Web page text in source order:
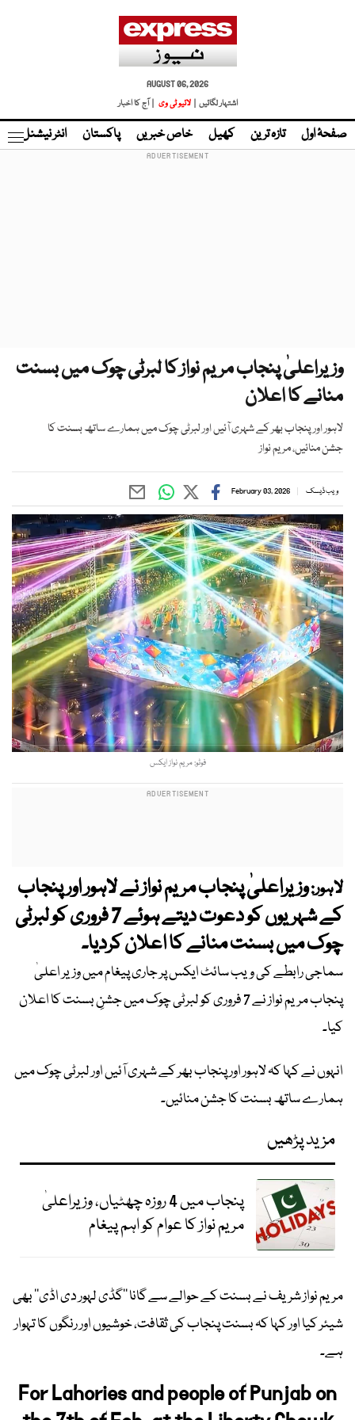
AUGUST 06, 2026
اشتہار لگائیں |
لائیو ٹی وی | آج کا اخبار
صفحۂ اول تازہ ترین کھیل خاص خبریں پاکستان انٹر نیشنل
وزیراعلیٰ پنجاب مریم نواز کا لبرٹی چوک میں بسنت
منانے کا اعلان
لاہور اور پنجاب بھر کے شہری آئیں اور لبرٹی چوک میں ہمارے ساتھ بسنت کا
جشن منائیں، مریم نواز
ویب ڈیسک February 03, 2026
فوٹو: مریم نواز ایکس
لاہور:وزیراعلیٰ پنجاب مریم نواز نے لاہور اور پنجاب
کے شہریوں کو دعوت دیتے ہوئے 7 فروری کو لبرٹی
چوک میں بسنت منانے کا اعلان کردیا۔
سماجی رابطے کی ویب سائٹ ایکس پر جاری پیغام میں وزیر اعلیٰ
پنجاب مریم نواز نے 7 فروری کو لبرٹی چوک میں جشنِ بسنت کا اعلان
کیا۔
انہوں نے کہا کہ لاہور اور پنجاب بھر کے شہری آئیں اور لبرٹی چوک میں
ہمارے ساتھ بسنت کا جشن منائیں۔
مزید پڑھیں
پنجاب میں 4 روزہ چھٹیاں، وزیراعلیٰ
مریم نواز کا عوام کو اہم پیغام
مریم نواز شریف نے بسنت کے حوالے سے گانا ’’گڈی لہور دی اڈی‘‘ بھی
شیئر کیا اور کہا کہ بسنت پنجاب کی ثقافت، خوشیوں اور رنگوں کا تہوار
ہے۔
For Lahories and people of Punjab on